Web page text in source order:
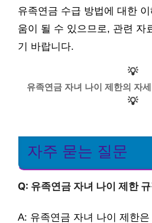
유족연금 수급 방법에 대한
움이 될 수 있으므로, 관련 자
기 바랍니다.
💡
유족연금 자녀 나이 제한의 자
💡
자주 묻는 질문
Q: 유족연금 자녀 나이 제한
A: 유족연금 자녀 나이 제한은